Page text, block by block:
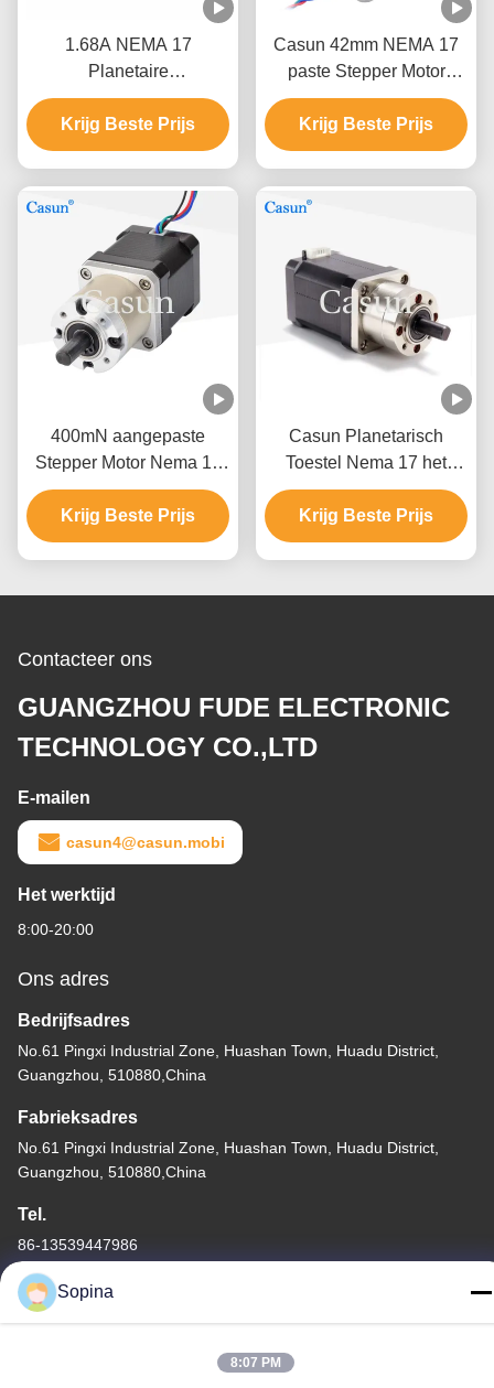
1.68A NEMA 17
Planetaire
versnellingsbak
stapmotor 10:1 17HS15-
1684S-HG10
Krijg Beste Prijs
Casun 42mm NEMA 17
paste Stepper Motor
Eenpolige en Bipolaire
Stepper Motor aan
Krijg Beste Prijs
400mN aangepaste
Stepper Motor Nema 17
Stepper Motor 40mm
8.4V 0.7A
Krijg Beste Prijs
Casun Planetarisch
Toestel Nema 17 het
Stappen Motor voor
Voedselmachines
Krijg Beste Prijs
Contacteer ons
GUANGZHOU FUDE ELECTRONIC
TECHNOLOGY CO.,LTD
E-mailen
casun4@casun.mobi
Het werktijd
8:00-20:00
Ons adres
Bedrijfsadres
No.61 Pingxi Industrial Zone, Huashan Town, Huadu District,
Guangzhou, 510880,China
Fabrieksadres
No.61 Pingxi Industrial Zone, Huashan Town, Huadu District,
Guangzhou, 510880,China
Tel.
86-13539447986
De Goede Kwaliteit van China hybride stappenmotor Leverancier.
Sopina
8:07 PM